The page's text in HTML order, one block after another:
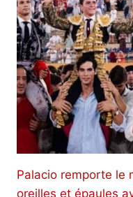
Palacio remporte le
oreilles et épaules